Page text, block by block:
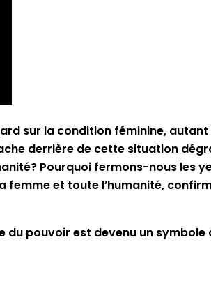
sur la condition féminine, autant
derrière de cette situation
Pourquoi fermons-nous les
femme et toute l’humanité,
du pouvoir est devenu un symbole